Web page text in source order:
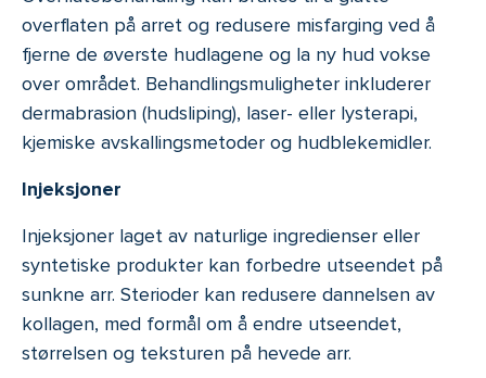
overflaten på arret og redusere misfarging ved å
fjerne de øverste hudlagene og la ny hud vokse
over området. Behandlingsmuligheter inkluderer
dermabrasion (hudsliping), laser- eller lysterapi,
kjemiske avskallingsmetoder og hudblekemidler.
Injeksjoner
Injeksjoner laget av naturlige ingredienser eller
syntetiske produkter kan forbedre utseendet på
sunkne arr. Sterioder kan redusere dannelsen av
kollagen, med formål om å endre utseendet,
størrelsen og teksturen på hevede arr.